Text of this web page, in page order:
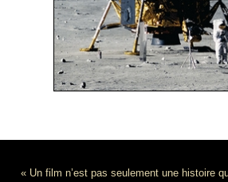
« Un film n’est pas seulement une histoire